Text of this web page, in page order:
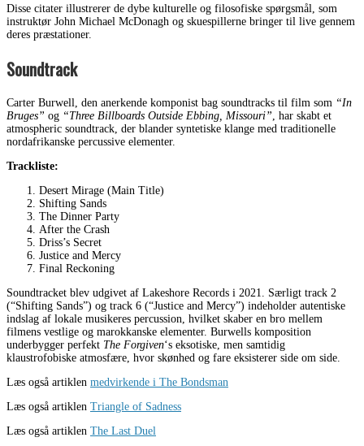
Disse citater illustrerer de dybe kulturelle og filosofiske spørgsmål, som
instruktør John Michael McDonagh og skuespillerne bringer til live gennem
deres præstationer.
Soundtrack
Carter Burwell, den anerkende komponist bag soundtracks til film som “In
Bruges” og “Three Billboards Outside Ebbing, Missouri” , har skabt et
atmospheric soundtrack, der blander syntetiske klange med traditionelle
nordafrikanske percussive elementer.
Trackliste:
Desert Mirage (Main Title)
Shifting Sands
The Dinner Party
After the Crash
Driss’s Secret
Justice and Mercy
Final Reckoning
Soundtracket blev udgivet af Lakeshore Records i 2021. Særligt track 2
(“Shifting Sands”) og track 6 (“Justice and Mercy”) indeholder autentiske
indslag af lokale musikeres percussion, hvilket skaber en bro mellem
filmens vestlige og marokkanske elementer. Burwells komposition
underbygger perfekt The Forgiven‘s eksotiske, men samtidig
klaustrofobiske atmosfære, hvor skønhed og fare eksisterer side om side.
Læs også artiklen medvirkende i The Bondsman
Læs også artiklen Triangle of Sadness
Læs også artiklen The Last Duel